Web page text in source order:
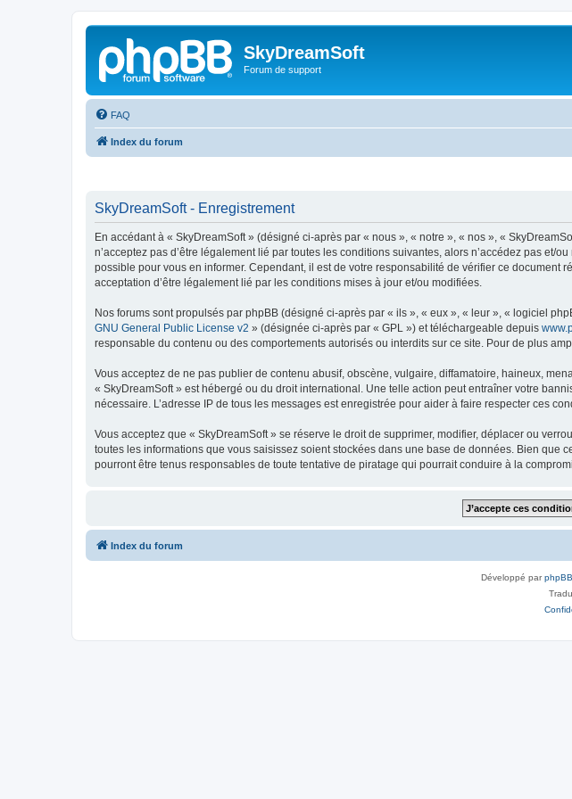
SkyDreamSoft
Forum de support
FAQ
Index du forum
SkyDreamSoft - Enregistrement
En accédant à « SkyDreamSoft » (désigné ci-après par « nous », « notre », « nos », «
n’acceptez pas d’être légalement lié par toutes les conditions suivantes, alors n’accédez pas et/
possible pour vous en informer. Cependant, il est de votre responsabilité de vérifier ce
acceptation d’être légalement lié par les conditions mises à jour et/ou modifiées.
Nos forums sont propulsés par phpBB (désigné ci-après par « ils », « eux », « leur », « logiciel
GNU General Public License v2 » (désignée ci-après par « GPL ») et téléchargeable depuis
responsable du contenu ou des comportements autorisés ou interdits sur ce site. Pour de plus
Vous acceptez de ne pas publier de contenu abusif, obscène, vulgaire, diffamatoire, haineux,
« SkyDreamSoft » est hébergé ou du droit international. Une telle action peut entraîner votre
nécessaire. L’adresse IP de tous les messages est enregistrée pour aider à faire respecter ces
Vous acceptez que « SkyDreamSoft » se réserve le droit de supprimer, modifier, déplacer ou
toutes les informations que vous saisissez soient stockées dans une base de données. Bien que
pourront être tenus responsables de toute tentative de piratage qui pourrait conduire à la
Index du forum
Développé parphpBB